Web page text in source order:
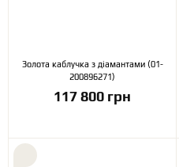
Золота каблучка з діамантами (01-
200896271)
117 800 грн